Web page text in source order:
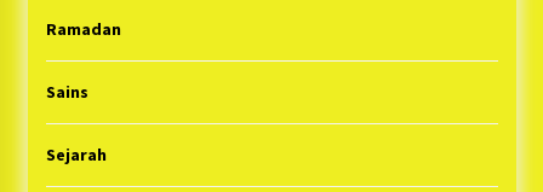
Ramadan
Sains
Sejarah